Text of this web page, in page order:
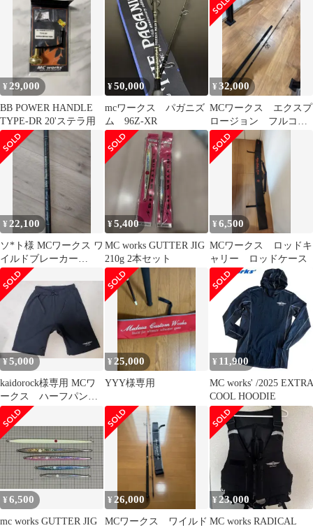
¥ 29,000
BB POWER HANDLE
TYPE-DR 20'ステラ用
¥50,000
mcワークス パガニズ
ム 96Z-XR
¥32,000
MCワークス エクスプ
ロージョン フルコン
タクト 824CTR ヒラ
マサ
¥22,100
ソ*ト様 MCワークス ワ
イルドブレーカー
103HS
¥5,400
MC works GUTTER JIG
210g 2本セット
¥6,500
MCワークス ロッドキ
ャリー ロッドケース
¥5,000
kaidorock様専用 MCワ
ークス ハーフパンツ
L 美品
¥25,000
YYY様専用
¥ 11,900
MC works' /2025 EXTRA
COOL HOODIE
¥6,500
mc works GUTTER JIG
¥ 26,000
MCワークス ワイルド
¥23,000
MC works RADICAL